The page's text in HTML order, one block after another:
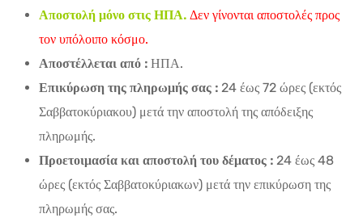
Αποστολή μόνο στις ΗΠΑ. Δεν γίνονται αποστολές προς
τον υπόλοιπο κόσμο.
Αποστέλλεται από : ΗΠΑ.
Επικύρωση της πληρωμής σας : 24 έως 72 ώρες (εκτός
Σαββατοκύριακου) μετά την αποστολή της απόδειξης
πληρωμής.
Προετοιμασία και αποστολή του δέματος : 24 έως 48
ώρες (εκτός Σαββατοκύριακων) μετά την επικύρωση της
πληρωμής σας.